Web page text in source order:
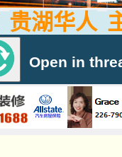
贵湖华人
Open in